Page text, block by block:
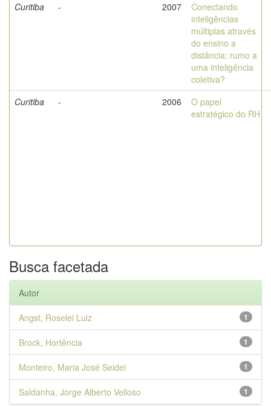
Curitiba - 2007
Conectando
inteligências
múltiplas através
do ensino a
distância: rumo a
uma inteligência
coletiva?
Curitiba
- 2006
O papel
estratégico do RH
Busca facetada
Autor
1
Angst, Roselei Luiz
1
Brock, Hortência
1
Monteiro, Maria José Seidel
1
Saldanha, Jorge Alberto Velloso